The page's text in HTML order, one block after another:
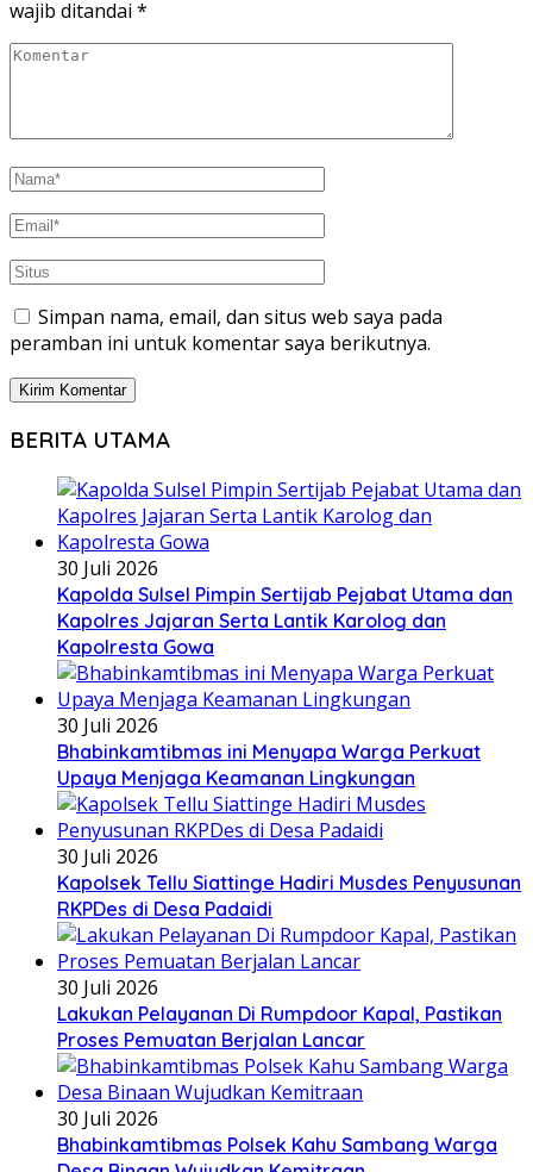
wajib ditandai *
Simpan nama, email, dan situs web saya pada
peramban ini untuk komentar saya berikutnya.
BERITA UTAMA
30 Juli 2026
Kapolda Sulsel Pimpin Sertijab Pejabat Utama dan
Kapolres Jajaran Serta Lantik Karolog dan
Kapolresta Gowa
30 Juli 2026
Bhabinkamtibmas ini Menyapa Warga Perkuat
Upaya Menjaga Keamanan Lingkungan
30 Juli 2026
Kapolsek Tellu Siattinge Hadiri Musdes Penyusunan
RKPDes di Desa Padaidi
30 Juli 2026
Lakukan Pelayanan Di Rumpdoor Kapal, Pastikan
Proses Pemuatan Berjalan Lancar
30 Juli 2026
Bhabinkamtibmas Polsek Kahu Sambang Warga